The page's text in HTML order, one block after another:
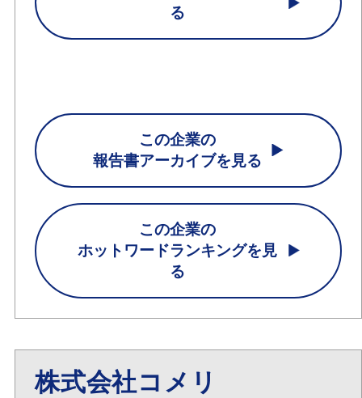
る
この企業の
報告書アーカイブを見る
この企業の
ホットワードランキングを見
る
株式会社コメリ